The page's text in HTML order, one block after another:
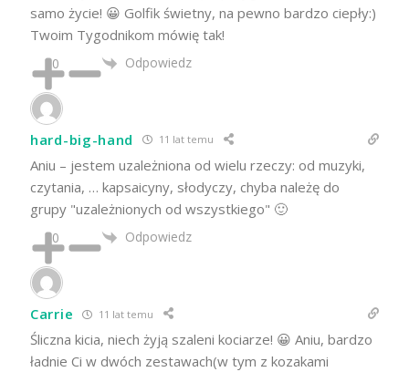
samo życie! 😀 Golfik świetny, na pewno bardzo ciepły:)
Twoim Tygodnikom mówię tak!
0 Odpowiedz
hard-big-hand 11 lat temu
Aniu – jestem uzależniona od wielu rzeczy: od muzyki,
czytania, … kapsaicyny, słodyczy, chyba należę do
grupy "uzależnionych od wszystkiego" 🙂
0 Odpowiedz
Carrie 11 lat temu
Śliczna kicia, niech żyją szaleni kociarze! 😀 Aniu, bardzo
ładnie Ci w dwóch zestawach(w tym z kozakami